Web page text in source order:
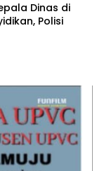
Dinas di
Polisi